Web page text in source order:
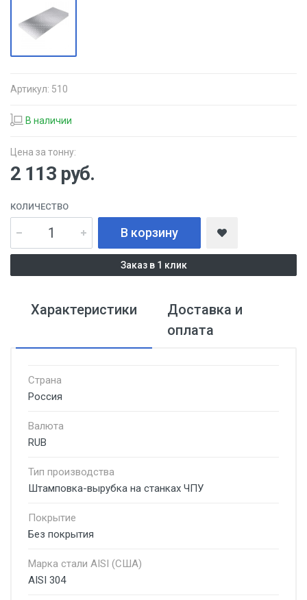
Артикул: 510
В наличии
Цена за тонну:
2 113 руб.
КОЛИЧЕСТВО
В корзину
Заказ в 1 клик
Характеристики
Доставка и
оплата
Страна
Россия
Валюта
RUB
Тип производства
Штамповка-вырубка на станках ЧПУ
Покрытие
Без покрытия
Марка стали AISI (США)
AISI 304